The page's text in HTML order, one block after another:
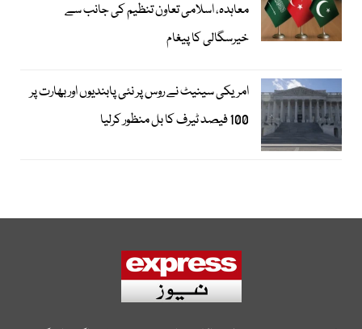
معاہدہ، اسلامی تعاون تنظیم کی جانب سے
خیرسگالی کا پیغام
امریکی سینیٹ نے روس پر نئی پابندیوں اور بھارت پر
100 فیصد ٹیرف کا بل منظور کرلیا